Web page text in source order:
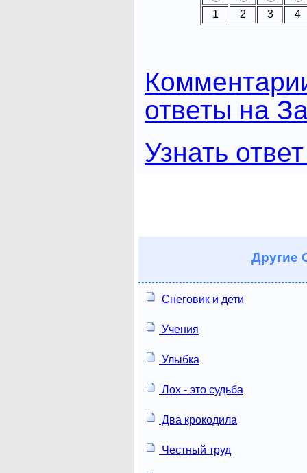
1 2 3 4
ответы на
Узнать
Другие
Снеговик и дети
Учения
Улыбка
Лох - это судьба
Два крокодила
Честный труд